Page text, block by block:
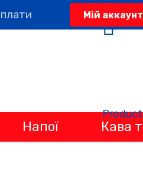
Мій аккаунт
Product
Напої Кава